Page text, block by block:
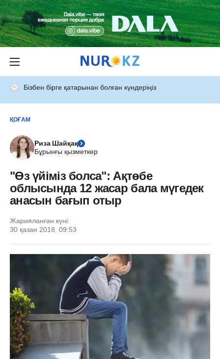
Бізбен бірге қатарынан болған күндеріңіз
ҚОҒАМ
Риза Шайқақ
Бұрынғы қызметкер
"Өз үйіміз болса": Ақтөбе
облысында 12 жасар бала мүгедек
анасын бағып отыр
Жарияланған күні:
30 қазан 2018, 09:53